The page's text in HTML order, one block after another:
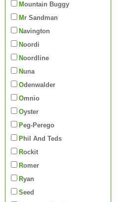
Mountain Buggy
Mr Sandman
Navington
Noordi
Noordline
Nuna
Odenwalder
Omnio
Oyster
Peg-Perego
Phil And Teds
Rockit
Romer
Ryan
Seed